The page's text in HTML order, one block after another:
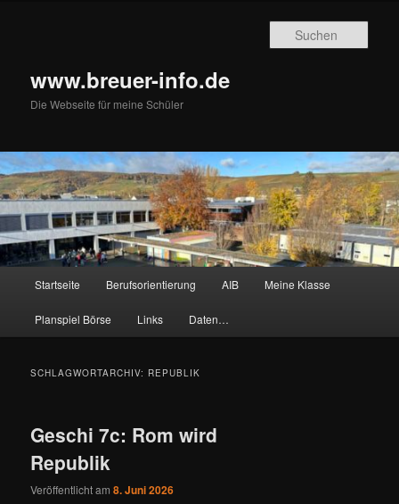
www.breuer-info.de
Die Webseite für meine Schüler
Startseite Berufsorientierung AIB Meine Klasse
Planspiel Börse Links Daten…
SCHLAGWORTARCHIV: REPUBLIK
Geschi 7c: Rom wird
Republik
Veröffentlicht am8. Juni 2026